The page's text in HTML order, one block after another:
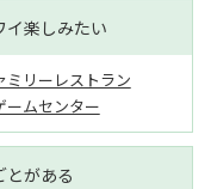
イ楽しみたい
ミリーレストラン
ームセンター
とがある